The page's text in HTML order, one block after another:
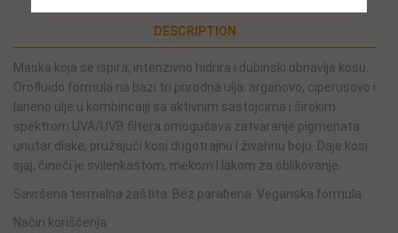
DESCRIPTION
Maska koja se ispira, intenzivno hidrira i dubinski obnavlja kosu.
Orofluido formula na bazi tri prirodna ulja: arganovo, ciperusovo i
laneno ulje u kombincaiji sa aktivnim sastojcima i širokim
spektrom UVA/UVB filtera omogućava zatvaranje pigmenata
unutar dlake, pružajući kosi dugotrajnu I živahnu boju. Daje kosi
sjaj, čineći je svilenkastom, mekom I lakom za oblikovanje.
Savršena termalna zaštita. Bez parabena. Veganska formula.
Način korišćenja: